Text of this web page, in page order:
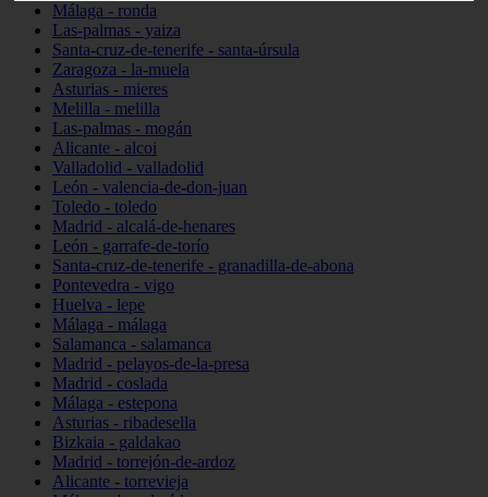
Málaga - ronda
Las-palmas - yaiza
Santa-cruz-de-tenerife - santa-úrsula
Zaragoza - la-muela
Asturias - mieres
Melilla - melilla
Las-palmas - mogán
Alicante - alcoi
Valladolid - valladolid
León - valencia-de-don-juan
Toledo - toledo
Madrid - alcalá-de-henares
León - garrafe-de-torío
Santa-cruz-de-tenerife - granadilla-de-abona
Pontevedra - vigo
Huelva - lepe
Málaga - málaga
Salamanca - salamanca
Madrid - pelayos-de-la-presa
Madrid - coslada
Málaga - estepona
Asturias - ribadesella
Bizkaia - galdakao
Madrid - torrejón-de-ardoz
Alicante - torrevieja